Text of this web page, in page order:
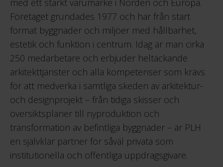
med ett starkt varumärke i Norden och Europa.
Företaget grundades 1977 och har från start
format byggnader och miljöer med hållbarhet,
estetik och funktion i centrum. Idag är man cirka
250 medarbetare och erbjuder heltäckande
arkitekttjänster och alla kompetenser som krävs
för att medverka i samtliga skeden av arkitektur-
och designprojekt – från tidiga skisser och
översiktsplaner till nyproduktion och
transformation av befintliga byggnader – är PLH
en självklar partner för såväl privata som
institutionella och offentliga uppdragsgivare.